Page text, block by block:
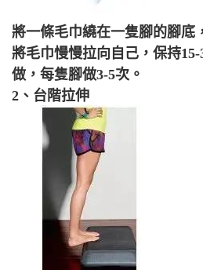
將一條毛巾繞在一隻腳的腳底
將毛巾慢慢拉向自己，保持
做，每隻腳做3-5次。
2、台階拉伸